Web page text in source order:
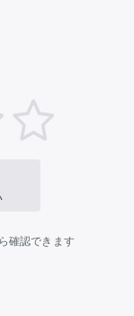
確認できます